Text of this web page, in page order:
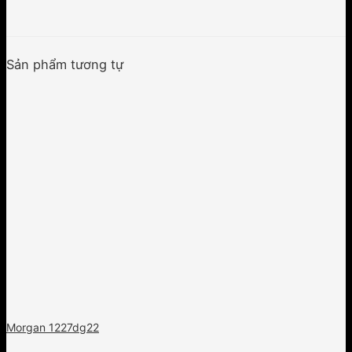
Sản phẩm tương tự
Morgan 1227dg22